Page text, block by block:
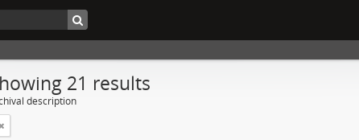
21 results
description